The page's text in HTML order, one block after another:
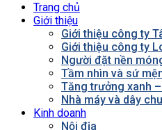
Trang chủ
Giới thiệu
Giới thiệu công ty
Giới thiệu công ty
Người đặt nền
Tầm nhìn và sứ
Tăng trưởng xanh
Nhà máy và dây
Kinh doanh
Nội địa